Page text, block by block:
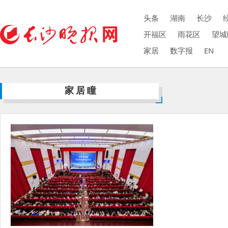
头条 湖南 长沙
开福区
雨花区
望
家居
数字报 EN
家居瞳